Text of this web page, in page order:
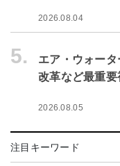
2026.08.04
5.
エア・ウォー
改革など最重要
2026.08.05
注目キーワード